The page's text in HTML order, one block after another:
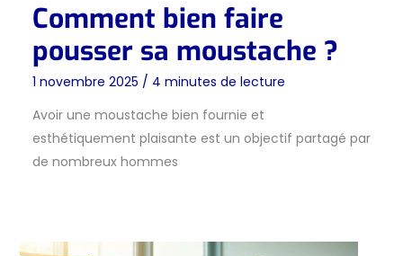
Comment bien faire
pousser sa moustache ?
1 novembre 2025 / 4 minutes de lecture
Avoir une moustache bien fournie et
esthétiquement plaisante est un objectif partagé par
de nombreux hommes